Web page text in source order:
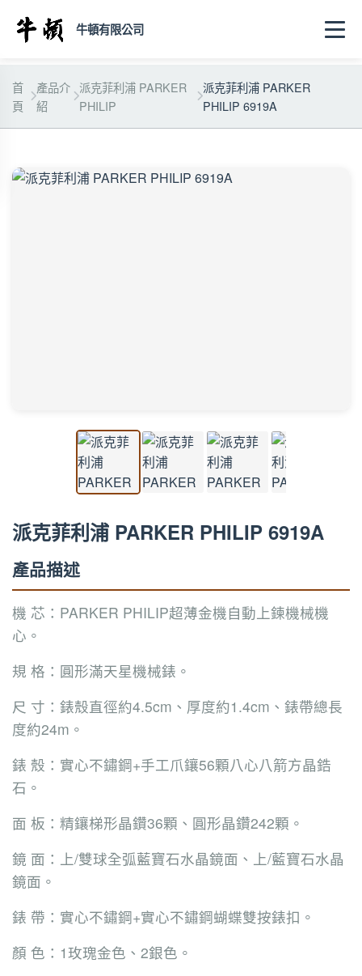
牛頓有限公司
首
頁
產品介
紹
派克菲利浦 PARKER
PHILIP
派克菲利浦 PARKER
PHILIP 6919A
派克菲利浦 PARKER PHILIP 6919A
產品描述
機 芯：PARKER PHILIP超薄金機自動上鍊機械機
心。
規 格：圓形滿天星機械錶。
尺 寸：錶殼直徑約4.5cm、厚度約1.4cm、錶帶總長
度約24m。
錶 殼：實心不鏽鋼+手工爪鑲56顆八心八箭方晶鋯
石。
面 板：精鑲梯形晶鑽36顆、圓形晶鑽242顆。
鏡 面：上/雙球全弧藍寶石水晶鏡面、上/藍寶石水晶
鏡面。
錶 帶：實心不鏽鋼+實心不鏽鋼蝴蝶雙按錶扣。
顏 色：1玫瑰金色、2銀色。